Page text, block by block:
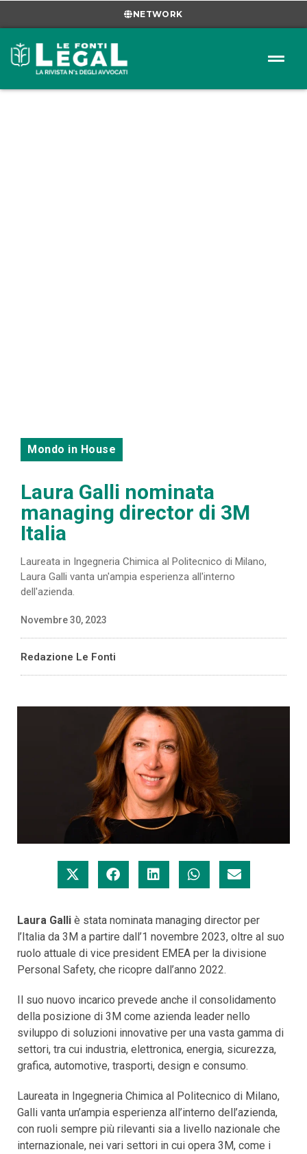
NETWORK
Mondo in House
Laura Galli nominata
managing director di 3M
Italia
Laureata in Ingegneria Chimica al Politecnico di Milano,
Laura Galli vanta un'ampia esperienza all'interno
dell'azienda.
Novembre 30, 2023
Redazione Le Fonti
Laura Galli è stata nominata managing director per
l’Italia da 3M a partire dall’1 novembre 2023, oltre al suo
ruolo attuale di vice president EMEA per la divisione
Personal Safety, che ricopre dall’anno 2022.
Il suo nuovo incarico prevede anche il consolidamento
della posizione di 3M come azienda leader nello
sviluppo di soluzioni innovative per una vasta gamma di
settori, tra cui industria, elettronica, energia, sicurezza,
grafica, automotive, trasporti, design e consumo.
Laureata in Ingegneria Chimica al Politecnico di Milano,
Galli vanta un’ampia esperienza all’interno dell’azienda,
con ruoli sempre più rilevanti sia a livello nazionale che
internazionale, nei vari settori in cui opera 3M, come i